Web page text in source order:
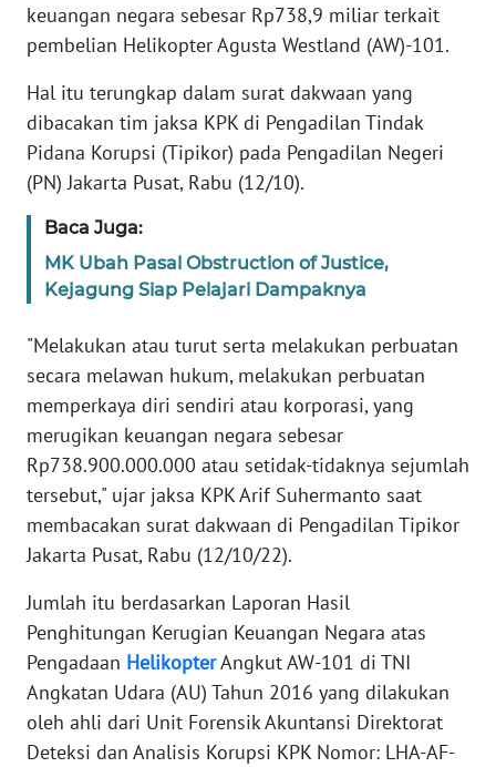
keuangan negara sebesar Rp738,9 miliar terkait
pembelian Helikopter Agusta Westland (AW)-101.
Hal itu terungkap dalam surat dakwaan yang
dibacakan tim jaksa KPK di Pengadilan Tindak
Pidana Korupsi (Tipikor) pada Pengadilan Negeri
(PN) Jakarta Pusat, Rabu (12/10).
Baca Juga:
MK Ubah Pasal Obstruction of Justice,
Kejagung Siap Pelajari Dampaknya
"Melakukan atau turut serta melakukan perbuatan
secara melawan hukum, melakukan perbuatan
memperkaya diri sendiri atau korporasi, yang
merugikan keuangan negara sebesar
Rp738.900.000.000 atau setidak-tidaknya sejumlah
tersebut," ujar jaksa KPK Arif Suhermanto saat
membacakan surat dakwaan di Pengadilan Tipikor
Jakarta Pusat, Rabu (12/10/22).
Jumlah itu berdasarkan Laporan Hasil
Penghitungan Kerugian Keuangan Negara atas
Pengadaan HelikopterAngkut AW-101 di TNI
Angkatan Udara (AU) Tahun 2016 yang dilakukan
oleh ahli dari Unit Forensik Akuntansi Direktorat
Deteksi dan Analisis Korupsi KPK Nomor: LHA-AF-
KONTAK
INFO
IKLAN
KAMI
PEDOMAN
SIBER
REDAKSI
KARIR
DISCLAIMER
News
Regional
WN
SUMUT
WN